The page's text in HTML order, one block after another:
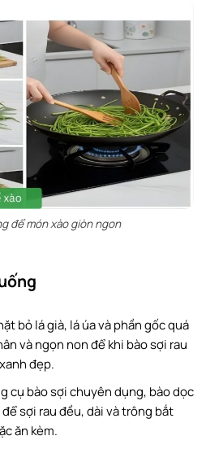
để món xào giòn ngon
bỏ lá già, lá úa và phần gốc quá
và ngọn non để khi bào sợi rau
đẹp.
cụ bào sợi chuyên dụng, bào dọc
sợi rau đều, dài và trông bắt
ăn kèm.